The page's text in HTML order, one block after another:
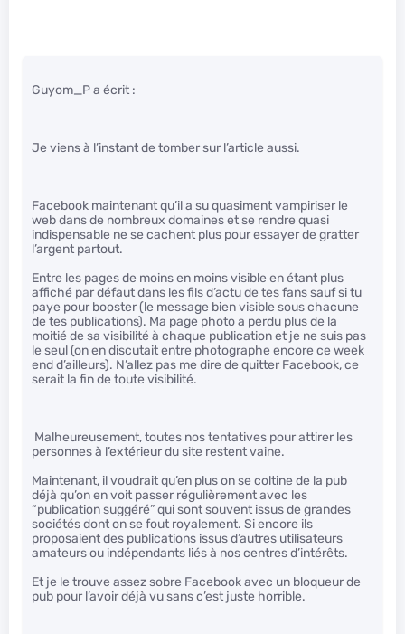
Guyom_P a écrit :
Je viens à l’instant de tomber sur l’article aussi.
Facebook maintenant qu’il a su quasiment vampiriser le
web dans de nombreux domaines et se rendre quasi
indispensable ne se cachent plus pour essayer de gratter
l’argent partout.
Entre les pages de moins en moins visible en étant plus
affiché par défaut dans les fils d’actu de tes fans sauf si tu
paye pour booster (le message bien visible sous chacune
de tes publications). Ma page photo a perdu plus de la
moitié de sa visibilité à chaque publication et je ne suis pas
le seul (on en discutait entre photographe encore ce week
end d’ailleurs). N’allez pas me dire de quitter Facebook, ce
serait la fin de toute visibilité.
Malheureusement, toutes nos tentatives pour attirer les
personnes à l’extérieur du site restent vaine.
Maintenant, il voudrait qu’en plus on se coltine de la pub
déjà qu’on en voit passer régulièrement avec les
“publication suggéré” qui sont souvent issus de grandes
sociétés dont on se fout royalement. Si encore ils
proposaient des publications issus d’autres utilisateurs
amateurs ou indépendants liés à nos centres d’intérêts.
Et je le trouve assez sobre Facebook avec un bloqueur de
pub pour l’avoir déjà vu sans c’est juste horrible.